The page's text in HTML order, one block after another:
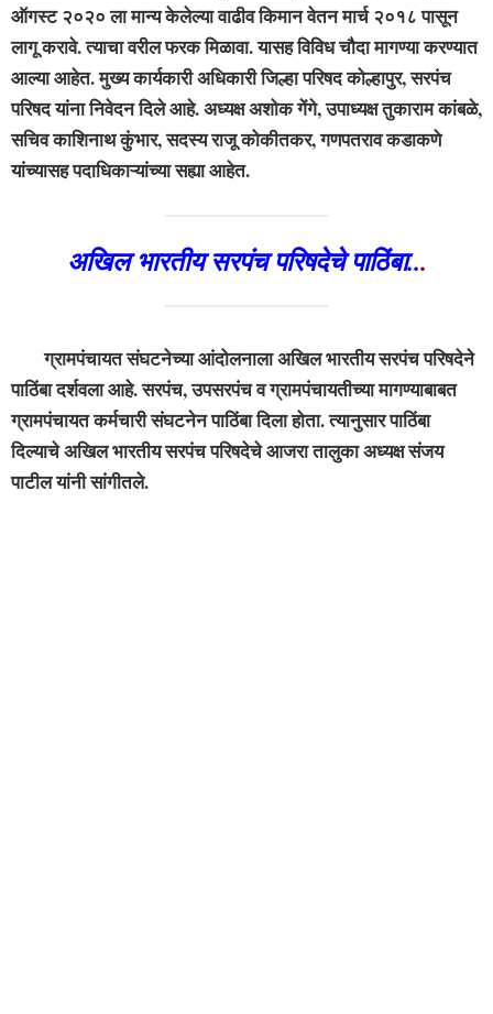
ऑगस्ट २०२० ला मान्य केलेल्या वाढीव किमान वेतन मार्च २०१८ पासून
लागू करावे. त्याचा वरील फरक मिळावा. यासह विविध चौदा मागण्या करण्यात
आल्या आहेत. मुख्य कार्यकारी अधिकारी जिल्हा परिषद कोल्हापुर, सरपंच
परिषद यांना निवेदन दिले आहे. अध्यक्ष अशोक गेंगे, उपाध्यक्ष तुकाराम कांबळे,
सचिव काशिनाथ कुंभार, सदस्य राजू कोकीतकर, गणपतराव कडाकणे
यांच्यासह पदाधिकाऱ्यांच्या सह्या आहेत.
अखिल भारतीय सरपंच परिषदेचे पाठिंबा...
ग्रामपंचायत संघटनेच्या आंदोलनाला अखिल भारतीय सरपंच परिषदेने
पाठिंबा दर्शवला आहे. सरपंच, उपसरपंच व ग्रामपंचायतीच्या मागण्याबाबत
ग्रामपंचायत कर्मचारी संघटनेन पाठिंबा दिला होता. त्यानुसार पाठिंबा
दिल्याचे अखिल भारतीय सरपंच परिषदेचे आजरा तालुका अध्यक्ष संजय
पाटील यांनी सांगीतले.